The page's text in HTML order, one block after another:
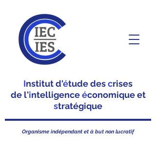
Institut d'étude descrises
de l'intelligenceéconomique et
stratégique
Organisme indépendant et à but non lucratif